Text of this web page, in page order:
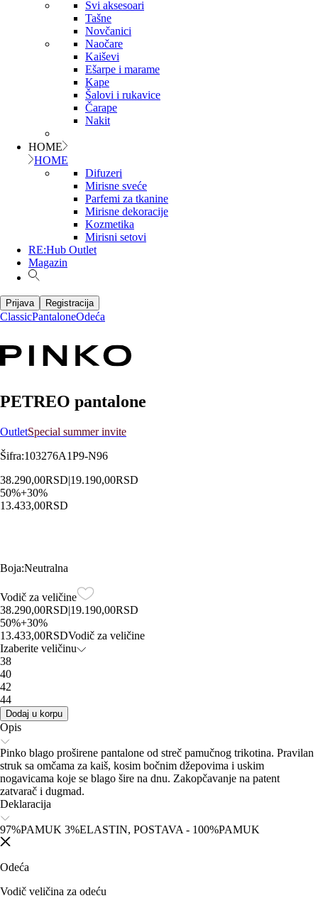
Svi aksesoari
Tašne
Novčanici
Naočare
Kaiševi
Ešarpe i marame
Kape
Šalovi i rukavice
Čarape
Nakit
HOME
HOME
Difuzeri
Mirisne sveće
Parfemi za tkanine
Mirisne dekoracije
Kozmetika
Mirisni setovi
RE:Hub Outlet
Magazin
Prijava Registracija
ClassicPantaloneOdeća
PETREO pantalone
OutletSpecial summer invite
Šifra:103276A1P9-N96
38.290,00RSD|19.190,00RSD
50%+30%
13.433,00RSD
Boja:Neutralna
Vodič za veličine
38.290,00RSD|19.190,00RSD
50%+30%
13.433,00RSDVodič za veličine
Izaberite veličinu
38
40
42
44
Dodaj u korpu
Opis
Pinko blago proširene pantalone od streč pamučnog trikotina. Pravilan
struk sa omčama za kaiš, kosim bočnim džepovima i uskim
nogavicama koje se blago šire na dnu. Zakopčavanje na patent
zatvarač i dugmad.
Deklaracija
97%PAMUK 3%ELASTIN, POSTAVA - 100%PAMUK
Odeća
Vodič veličina za odeću